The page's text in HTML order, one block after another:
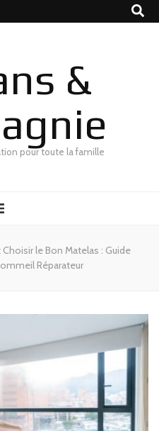
&
pour toute la famille
le Bon Matelas : Guide
Réparateur